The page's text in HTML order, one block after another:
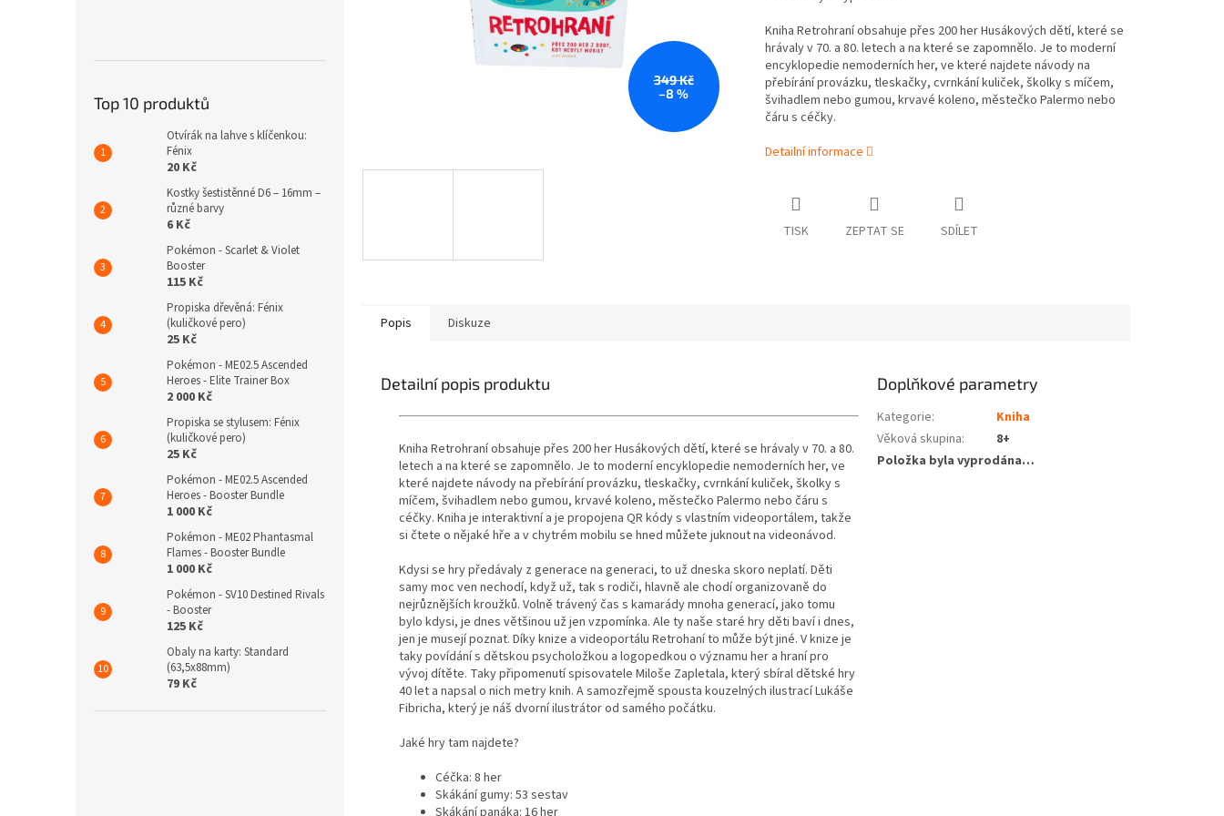
Top 10 produktů
Otvírák na lahve s klíčenkou:
Fénix
20 Kč
Kostky šestistěnné D6 – 16mm –
různé barvy
6 Kč
Pokémon - Scarlet & Violet
Booster
115 Kč
Propiska dřevěná: Fénix
(kuličkové pero)
25 Kč
Pokémon - ME02.5 Ascended
Heroes - Elite Trainer Box
2 000 Kč
Propiska se stylusem: Fénix
(kuličkové pero)
25 Kč
Pokémon - ME02.5 Ascended
Heroes - Booster Bundle
1 000 Kč
Pokémon - ME02 Phantasmal
Flames - Booster Bundle
1 000 Kč
Pokémon - SV10 Destined Rivals
- Booster
125 Kč
Obaly na karty: Standard
(63,5x88mm)
79 Kč
349 Kč
–8 %
Kniha Retrohraní obsahuje přes 200 her Husákových dětí, které se
hrávaly v 70. a 80. letech a na které se zapomnělo. Je to moderní
encyklopedie nemoderních her, ve které najdete návody na
přebírání provázku, tleskačky, cvrnkání kuliček, školky s míčem,
švihadlem nebo gumou, krvavé koleno, městečko Palermo nebo
čáru s céčky.
Detailní informace
TISK ZEPTAT SE SDÍLET
Popis Diskuze
Detailní popis produktu
Kniha Retrohraní obsahuje přes 200 her Husákových dětí, které se hrávaly v 70. a 80.
letech a na které se zapomnělo. Je to moderní encyklopedie nemoderních her, ve
které najdete návody na přebírání provázku, tleskačky, cvrnkání kuliček, školky s
míčem, švihadlem nebo gumou, krvavé koleno, městečko Palermo nebo čáru s
céčky. Kniha je interaktivní a je propojena QR kódy s vlastním videoportálem, takže
si čtete o nějaké hře a v chytrém mobilu se hned můžete juknout na videonávod.
Kdysi se hry předávaly z generace na generaci, to už dneska skoro neplatí. Děti
samy moc ven nechodí, když už, tak s rodiči, hlavně ale chodí organizovaně do
nejrůznějších kroužků. Volně trávený čas s kamarády mnoha generací, jako tomu
bylo kdysi, je dnes většinou už jen vzpomínka. Ale ty naše staré hry děti baví i dnes,
jen je musejí poznat. Díky knize a videoportálu Retrohaní to může být jiné. V knize je
taky povídání s dětskou psycholožkou a logopedkou o významu her a hraní pro
vývoj dítěte. Taky připomenutí spisovatele Miloše Zapletala, který sbíral dětské hry
40 let a napsal o nich metry knih. A samozřejmě spousta kouzelných ilustrací Lukáše
Fibricha, který je náš dvorní ilustrátor od samého počátku.
Jaké hry tam najdete?
Céčka: 8 her
Skákání gumy: 53 sestav
Skákání panáka: 16 her
Doplňkové parametry
Kategorie:
Kniha
Věková skupina:
8+
Položka byla vyprodána…